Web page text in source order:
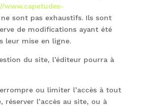
www.capetudes-
ne sont pas exhaustifs. Ils sont
de modifications ayant été
leur mise en ligne.
du site, l’éditeur pourra à
ou limiter l’accès à tout
réserver l’accès au site, ou à